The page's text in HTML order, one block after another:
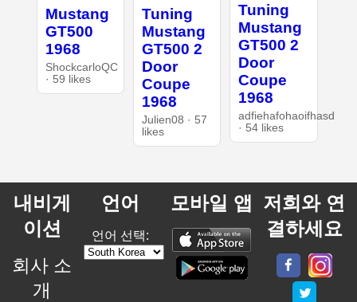
Mustang
GT500
1968
ShockcarloQC
· 59 likes
Tuning
Mustang
GT500 2
Door
Coupe
1968
Julien08 · 57
likes
Tuning
Mustang
GT500 2
Door
Coupe
1968
adfiehafohaoifhasd
· 54 likes
내비게
이션
회사 소
개
언어
언어 선택:
모바일 앱 저희와 연
결하세요